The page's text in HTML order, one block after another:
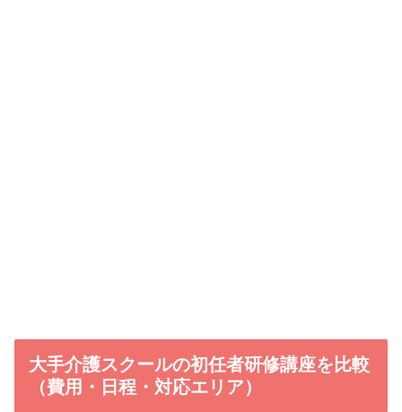
大手介護スクールの初任者研修講座を比較
（費用・日程・対応エリア）